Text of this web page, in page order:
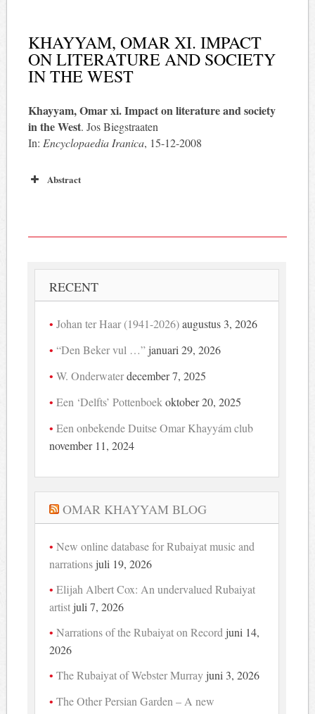
KHAYYAM, OMAR XI. IMPACT
ON LITERATURE AND SOCIETY
IN THE WEST
Khayyam, Omar xi. Impact on literature and society
in the West. Jos Biegstraaten
In: Encyclopaedia Iranica, 15-12-2008
Abstract
RECENT
Johan ter Haar (1941-2026) augustus 3, 2026
“Den Beker vul …” januari 29, 2026
W. Onderwaterdecember 7, 2025
Een ‘Delfts’ Pottenboek oktober 20, 2025
Een onbekende Duitse Omar Khayyám club
november 11, 2024
OMAR KHAYYAM BLOG
New online database for Rubaiyat music and
narrations juli 19, 2026
Elijah Albert Cox: An undervalued Rubaiyat
artist juli 7, 2026
Narrations of the Rubaiyat on Record juni 14,
2026
The Rubaiyat of Webster Murray juni 3, 2026
The Other Persian Garden – A new